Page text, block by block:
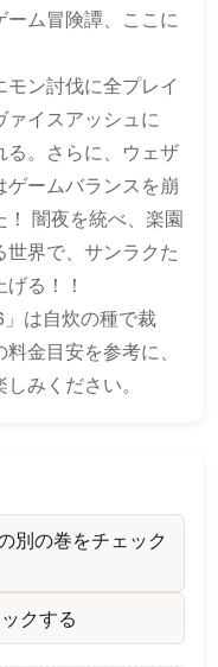
ム冒険譚、ここに
モン討伐に全プレイ
イスアッシュに
る。さらに、ウェザ
ームバランスを崩
闇夜を統べ、楽園
界で、サンラクた
る！！
」は自炊の種で裁
金目安を参考に、
みください。
別の巻をチェック
クする